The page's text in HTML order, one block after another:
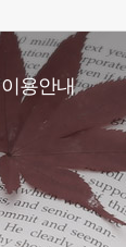
이용안내
실버학당시간표
식단표
이용수칙